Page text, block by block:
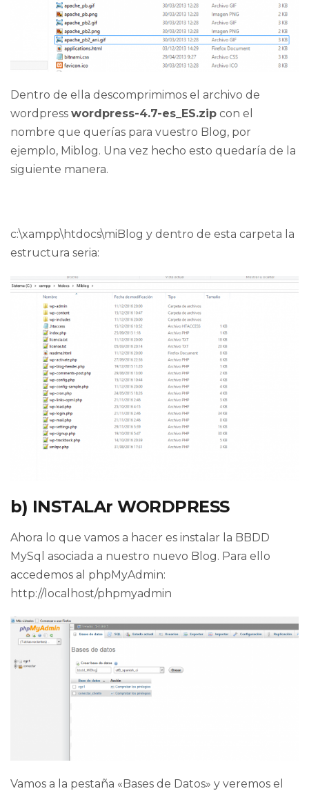
Dentro de ella descomprimimos el archivo de
wordpress wordpress-4.7-es_ES.zip con el
nombre que querías para vuestro Blog, por
ejemplo, Miblog. Una vez hecho esto quedaría de la
siguiente manera.
c:\xampp\htdocs\miBlog y dentro de esta carpeta la
estructura seria:
b) INSTALAr WORDPRESS
Ahora lo que vamos a hacer es instalar la BBDD
MySql asociada a nuestro nuevo Blog. Para ello
accedemos al phpMyAdmin:
http://localhost/phpmyadmin
Vamos a la pestaña «Bases de Datos» y veremos el